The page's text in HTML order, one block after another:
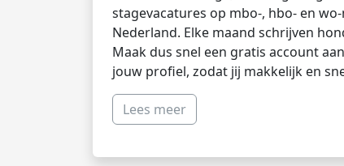
stagevacatures op mbo-, hbo- en
Nederland. Elke maand schrijven
Maak dus snel een gratis account
jouw profiel, zodat jij makkelijk en
Lees meer